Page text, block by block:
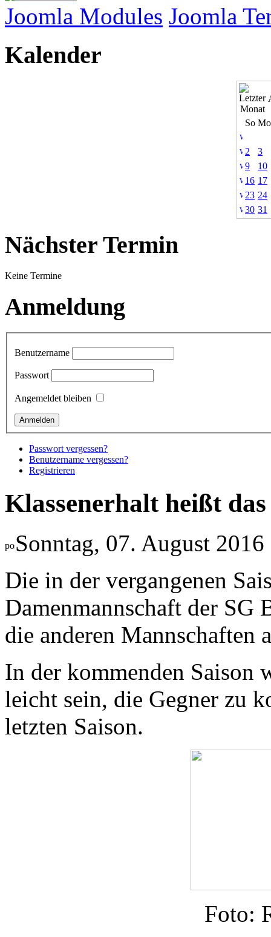
Joomla Modules Joomla
Kalender
So Mo
2
3
9
10
16 17
23 24
30 31
Nächster Termin
Keine Termine
Anmeldung
Benutzername
Passwort
Angemeldet bleiben
Passwort vergessen?
Benutzername vergessen?
Registrieren
Klassenerhalt heißt
Sonntag, 07. August
Die in der vergangenen
Damenmannschaft der SG
die anderen Mannschaften
In der kommenden Saison
leicht sein, die Gegner zu
letzten Saison.
Foto: